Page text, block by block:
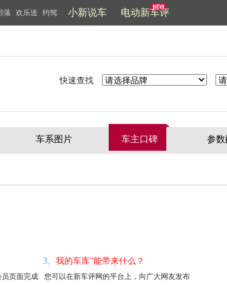
落 欢乐送 约驾 小新说车 电动新车评
快速查找
车系图片 车主口碑 参数
页面完成
3、 我的车库”能带来什么？
您可以在新车评网的平台上，向广大网友发布